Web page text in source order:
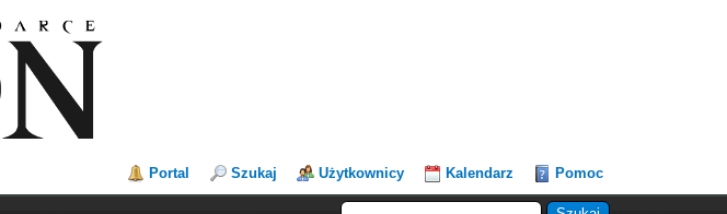
Portal Szukaj Użytkownicy Kalendarz Pomoc